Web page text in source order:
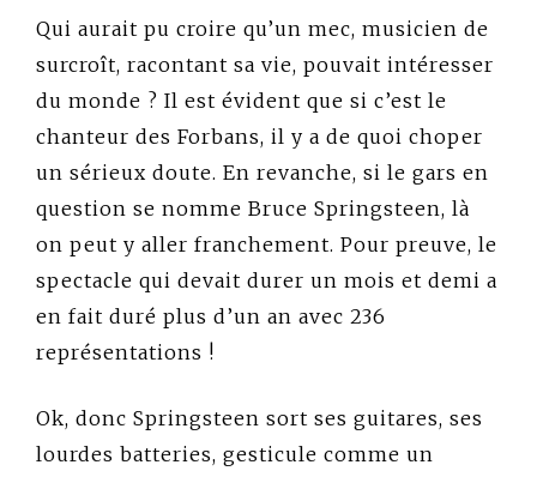
Qui aurait pu croire qu’un mec, musicien de
surcroît, racontant sa vie, pouvait intéresser
du monde ? Il est évident que si c’est le
chanteur des Forbans, il y a de quoi choper
un sérieux doute. En revanche, si le gars en
question se nomme Bruce Springsteen, là
on peut y aller franchement. Pour preuve, le
spectacle qui devait durer un mois et demi a
en fait duré plus d’un an avec 236
représentations !
Ok, donc Springsteen sort ses guitares, ses
lourdes batteries, gesticule comme un